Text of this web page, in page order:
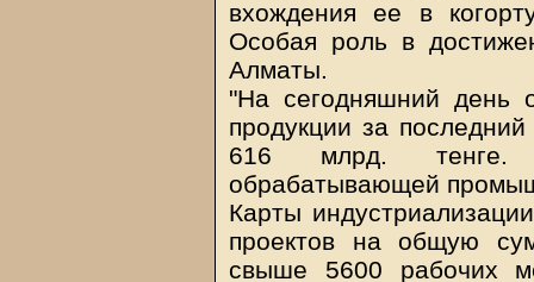
вхождения ее в
Особая роль в
Алматы.
"На сегодняшний день
продукции за
616 млрд. тенге.
обрабатывающей
Карты
проектов на общую
свыше 5600 рабочих